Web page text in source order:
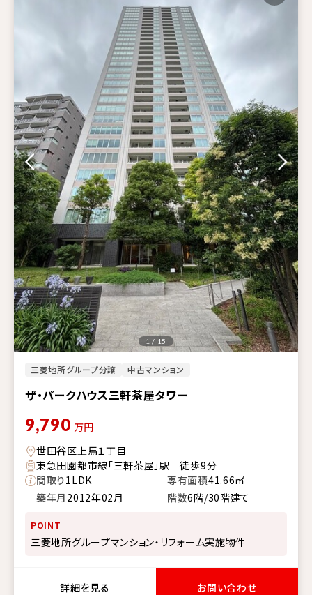
三菱地所グループ分譲 中古マンション
ザ・パークハウス三軒茶屋タワー
1 / 15
9,790 万円
世田谷区上馬１丁目
東急田園都市線「三軒茶屋」駅 徒歩9分
間取り1LDK 専有面積41.66㎡
築年月 2012年02月 階数6階/30階建て
POINT
三菱地所グループマンション・リフォーム実施物件
詳細を見る お問い合わせ